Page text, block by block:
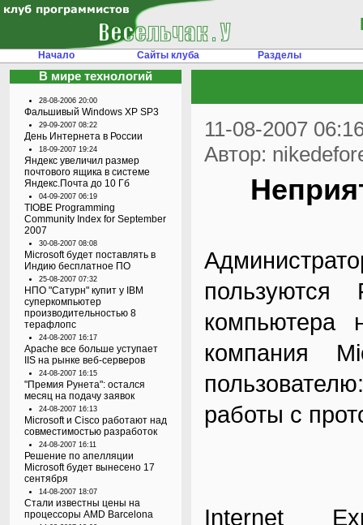
Начало Сайты клуба Разделы
В мире технологий
28-08-2006 20:00
Фальшивый Windows XP SP3
29-09-2007 08:22
День Интернета в России
18-09-2007 19:24
Яндекс увеличил размер
почтового ящика в системе
Яндекс.Почта до 10 Гб
04-09-2007 06:19
TIOBE Programming
Community Index for September
2007
30-08-2007 08:08
Microsoft будет поставлять в
Индию бесплатное ПО
25-08-2007 07:32
НПО "Сатурн" купит у IBM
суперкомпьютер
производительностью 8
терафлопс
24-08-2007 16:17
Apache все больше уступает
IIS на рынке веб-серверов
24-08-2007 16:15
"Премия Рунета": остался
месяц на подачу заявок
24-08-2007 16:13
Microsoft и Cisco работают над
совместимостью разработок
24-08-2007 16:11
Решение по апелляции
Microsoft будет вынесено 17
сентября
14-08-2007 18:07
Стали известны цены на
процессоры AMD Barcelona
11-08-2007
Автор:
компьютера
компания
работы с
Internet